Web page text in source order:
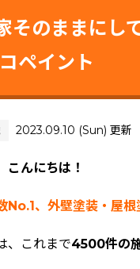
そのままにし
ペイント
2023.09.10 (Sun) 更新
こんにちは！
No.1、外壁塗装・屋
、これまで4500件の